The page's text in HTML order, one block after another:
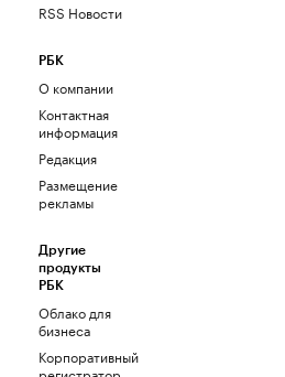
RSS Новости
РБК
О компании
Контактная
информация
Редакция
Размещение
рекламы
Другие
продукты
РБК
Облако для
бизнеса
Корпоративный